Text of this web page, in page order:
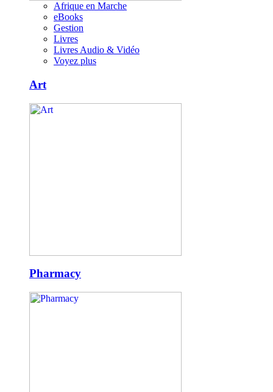
Afrique en Marche
eBooks
Gestion
Livres
Livres Audio & Vidéo
Voyez plus
Art
Pharmacy